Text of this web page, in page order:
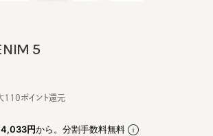
5
4,033円から。分割手数料無料
110ポイント還元